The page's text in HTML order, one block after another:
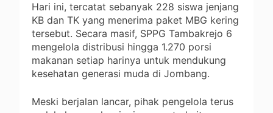
Hari ini, tercatat sebanyak 228 siswa jenjang
KB dan TK yang menerima paket MBG kering
tersebut. Secara masif, SPPG Tambakrejo 6
mengelola distribusi hingga 1.270 porsi
makanan setiap harinya untuk mendukung
kesehatan generasi muda di Jombang.
Meski berjalan lancar, pihak pengelola terus